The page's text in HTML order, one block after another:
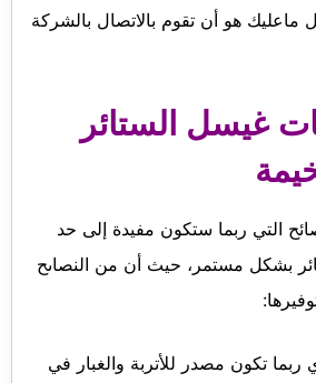
هو أن تقوم بالاتصال بالشركة
غيسل الستائر
التي ربما ستكون مفيدة إلى حد
بشكل مستمر، حيث أن من النصاىح
ربما تكون مصدر للأتربة والغبار في